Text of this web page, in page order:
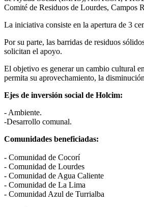
Comité de Residuos de Lourdes, Campos
La iniciativa consiste en la apertura de 3
Por su parte, las barridas de residuos
solicitan el apoyo.
El objetivo es generar un cambio cultural
permita su aprovechamiento, la
Ejes de inversión social de Holcim:
- Ambiente.
-Desarrollo comunal.
Comunidades beneficiadas:
- Comunidad de Cocorí
- Comunidad de Lourdes
- Comunidad de Agua Caliente
- Comunidad de La Lima
- Comunidad Azul de Turrialba